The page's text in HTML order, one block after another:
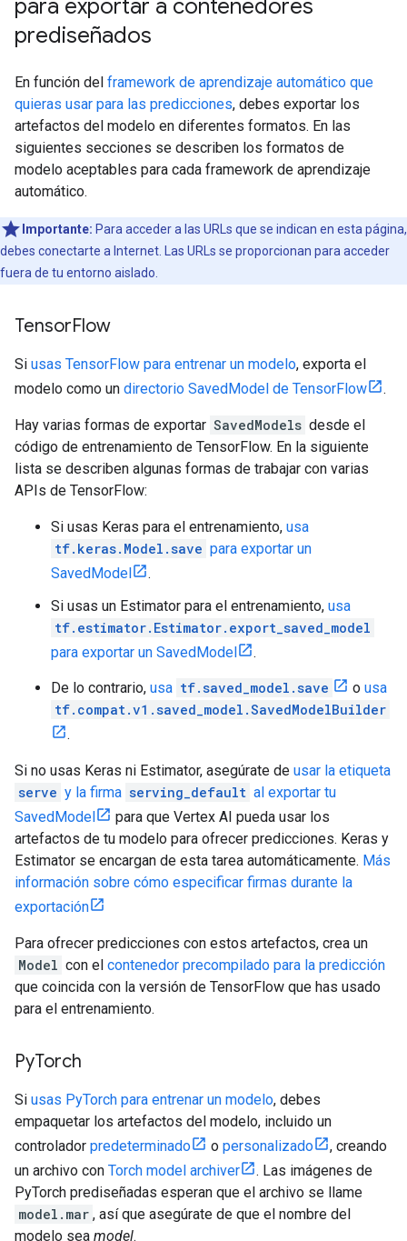
para exportar a contenedores
prediseñados
En función del framework de aprendizaje automático que
quieras usar para las predicciones, debes exportar los
artefactos del modelo en diferentes formatos. En las
siguientes secciones se describen los formatos de
modelo aceptables para cada framework de aprendizaje
automático.
Importante: Para acceder a las URLs que se indican en esta página,
debes conectarte a Internet. Las URLs se proporcionan para acceder
fuera de tu entorno aislado.
TensorFlow
Si usas TensorFlow para entrenar un modelo, exporta el
modelo como un directorio SavedModel de TensorFlow .
Hay varias formas de exportar SavedModels desde el
código de entrenamiento de TensorFlow. En la siguiente
lista se describen algunas formas de trabajar con varias
APIs de TensorFlow:
Si usas Keras para el entrenamiento, usa
tf.keras.Model.save para exportar un
SavedModel
.
Si usas un Estimator para el entrenamiento, usa
tf.estimator.Estimator.export_saved_model
para exportar un SavedModel
.
De lo contrario, usa tf.saved_model.save o usa
tf.compat.v1.saved_model.SavedModelBuilder
.
Si no usas Keras ni Estimator, asegúrate de usar la etiqueta
serve y la firma serving_default al exportar tu
SavedModel
para que Vertex AI pueda usar los
artefactos de tu modelo para ofrecer predicciones. Keras y
Estimator se encargan de esta tarea automáticamente. Más
información sobre cómo especificar firmas durante la
exportación
Para ofrecer predicciones con estos artefactos, crea un
Model con el contenedor precompilado para la predicción
que coincida con la versión de TensorFlow que has usado
para el entrenamiento.
PyTorch
Si usas PyTorch para entrenar un modelo, debes
empaquetar los artefactos del modelo, incluido un
controlador predeterminado o personalizado
, creando
un archivo con Torch model archiver
. Las imágenes de
PyTorch prediseñadas esperan que el archivo se llame
model.mar , así que asegúrate de que el nombre del
modelo sea model.